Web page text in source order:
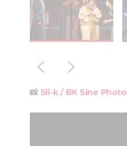
📸 Sli-k / BK Sine Photo